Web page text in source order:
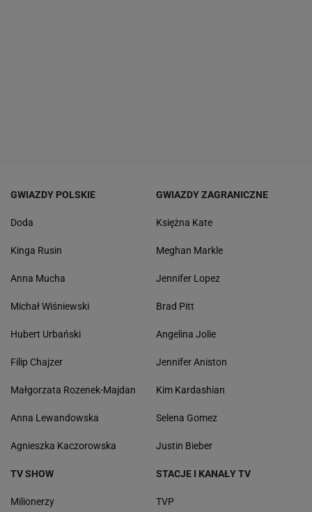
GWIAZDY POLSKIE
Doda
Kinga Rusin
Anna Mucha
Michał Wiśniewski
Hubert Urbański
Filip Chajzer
Małgorzata Rozenek-Majdan
Anna Lewandowska
Agnieszka Kaczorowska
GWIAZDY ZAGRANICZNE
Księżna Kate
Meghan Markle
Jennifer Lopez
Brad Pitt
Angelina Jolie
Jennifer Aniston
Kim Kardashian
Selena Gomez
Justin Bieber
TV SHOW
Milionerzy
STACJE I KANAŁY TV
TVP